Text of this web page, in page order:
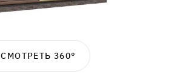
СМОТРЕТЬ 360°